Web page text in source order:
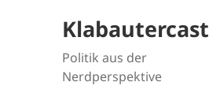
Klabautercast
Politik aus der
Nerdperspektive